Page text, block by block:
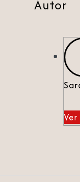
Autor